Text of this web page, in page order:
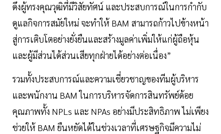
ดึงผู้ทรงคุณวุฒิที่มีวิสัยทัศน์ และประสบการณ์ในการกำกับ
ดูแลกิจการสมัยใหม่ จะทำให้ BAM สามารถก้าวไปข้างหน้า
สู่การเติบโตอย่างยั่งยืนและสร้างมูลค่าเพิ่มให้แก่ผู้ถือหุ้น
และผู้มีส่วนได้ส่วนเสียทุกฝ่ายได้อย่างต่อเนื่อง”
รวมทั้งประสบการณ์และความเชี่ยวชาญของทีมผู้บริหาร
และพนักงาน BAM ในการบริหารจัดการสินทรัพย์ด้อย
คุณภาพทั้ง NPLs และ NPAs อย่างมีประสิทธิภาพ ไม่เพียง
ช่วยให้ BAM ยืนหยัดได้ในช่วงเวลาที่เศรษฐกิจมีความไม่